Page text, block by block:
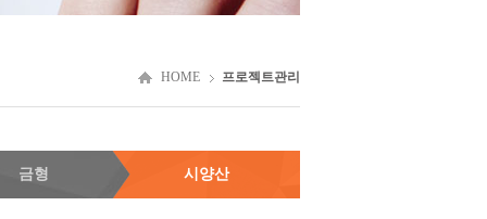
HOME 프로젝트관리
금형 시양산